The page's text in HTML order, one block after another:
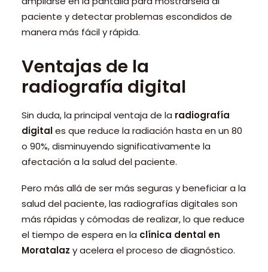
paciente y detectar problemas escondidos de
manera más fácil y rápida.
Ventajas de la
radiografía digital
Sin duda, la principal ventaja de la radiografía
digitales que reduce la radiación hasta en un 80
o 90%, disminuyendo significativamente la
afectación a la salud del paciente.
Pero más allá de ser más seguras y beneficiar a la
salud del paciente, las radiografías digitales son
más rápidas y cómodas de realizar, lo que reduce
el tiempo de espera en la clínica dental en
Moratalaz y acelera el proceso de diagnóstico.